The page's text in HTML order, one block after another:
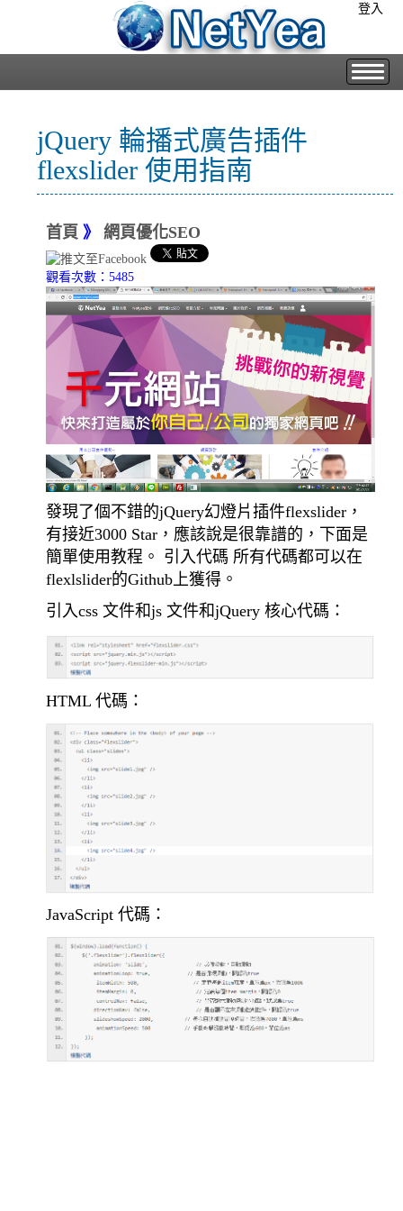
登入
jQuery 輪播式廣告插件
flexslider 使用指南
首頁 》網頁優化SEO
觀看次數：5485
發現了個不錯的jQuery幻燈片插件flexslider，
有接近3000 Star，應該說是很靠譜的，下面是
簡單使用教程。 引入代碼 所有代碼都可以在
flexlslider的Github上獲得。
引入css 文件和js 文件和jQuery 核心代碼：
HTML 代碼：
JavaScript 代碼：